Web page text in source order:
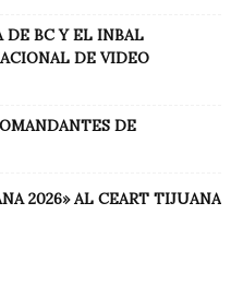
DE BC Y EL INBAL
DE VIDEO
DE
2026» AL CEART TIJUANA